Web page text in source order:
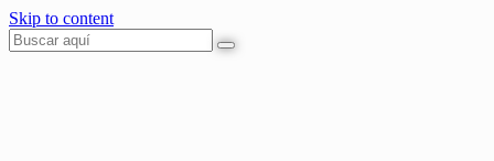
Skip to content